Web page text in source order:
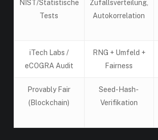
NIST/Statistische
Tests
Zufallsverteilung,
Autokorrelation
iTech Labs /
eCOGRA Audit
RNG + Umfeld +
Fairness
Provably Fair
(Blockchain)
Seed-Hash-
Verifikation